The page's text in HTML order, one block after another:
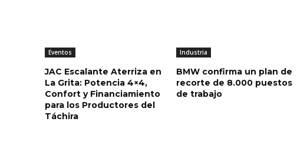
Eventos
JAC Escalante Aterriza en
La Grita: Potencia 4×4,
Confort y Financiamiento
para los Productores del
Táchira
Industria
BMW confirma un plan de
recorte de 8.000 puestos
de trabajo